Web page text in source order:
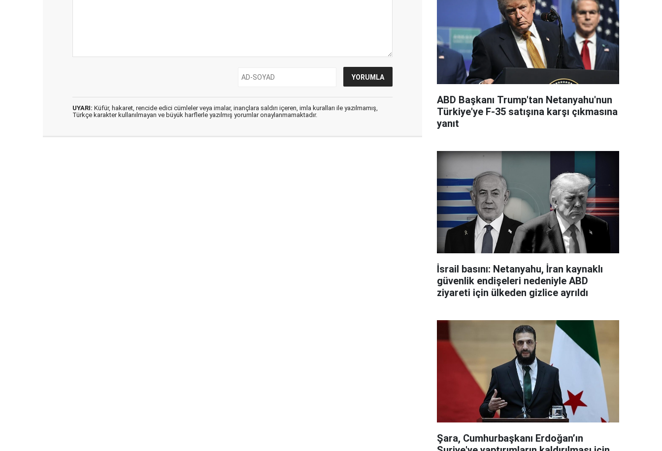
UYARI: Küfür, hakaret, rencide edici cümleler veya imalar, inançlara saldırı içeren, imla kuralları ile yazılmamış,
Türkçe karakter kullanılmayan ve büyük harflerle yazılmış yorumlar onaylanmamaktadır.
ABD Başkanı Trump'tan Netanyahu'nun
Türkiye'ye F-35 satışına karşı çıkmasına
yanıt
İsrail basını: Netanyahu, İran kaynaklı
güvenlik endişeleri nedeniyle ABD
ziyareti için ülkeden gizlice ayrıldı
Şara, Cumhurbaşkanı Erdoğan’ın